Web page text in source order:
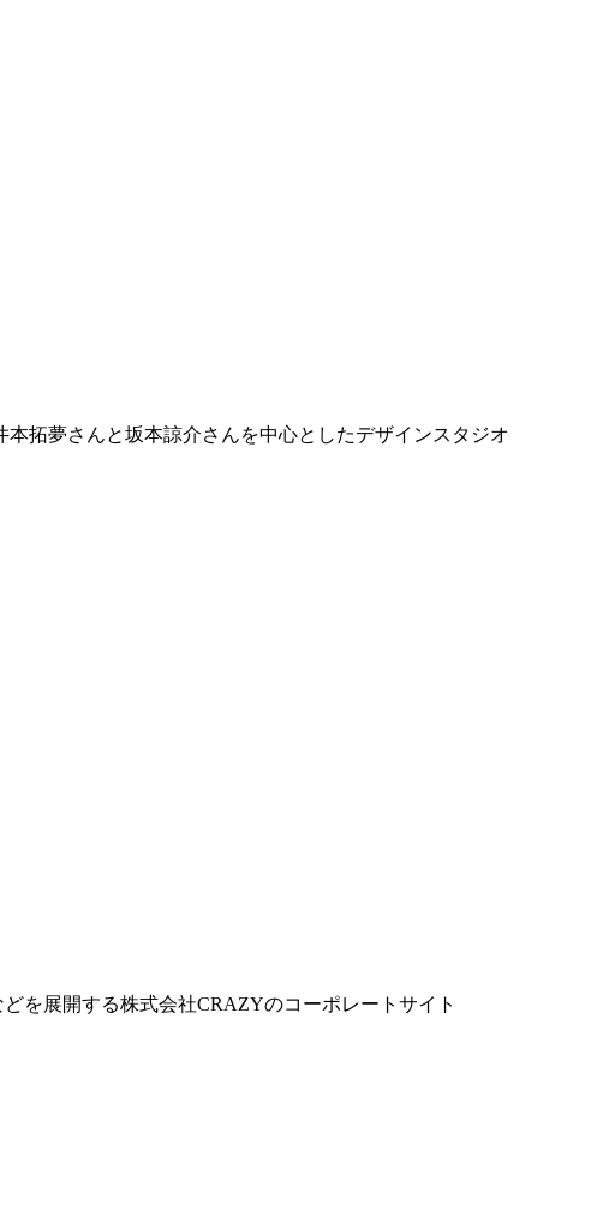
拓夢さんと坂本諒介さんを中心としたデザインスタジオ
を展開する株式会社CRAZYのコーポレートサイト